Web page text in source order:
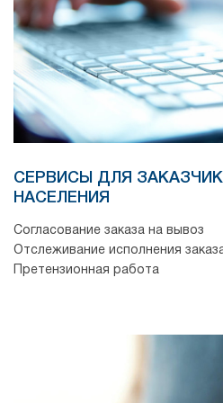
СЕРВИСЫ ДЛЯ
НАСЕЛЕНИЯ
Согласование заказа на вывоз
Отслеживание исполнения
Претензионная работа